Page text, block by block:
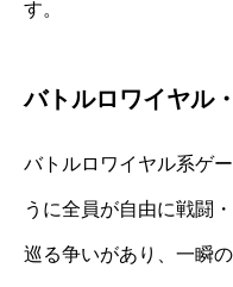
す。
バトルロワイヤル
バトルロワイヤル系ゲ
うに全員が自由に戦闘
巡る争いがあり、一瞬